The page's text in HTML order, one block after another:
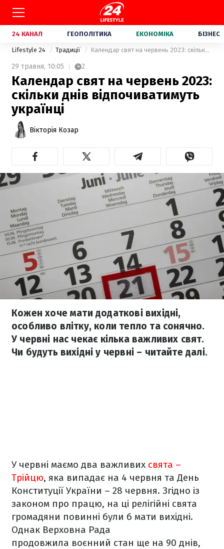
24 КАНАЛ ГЕОПОЛІТИКА ЕКОНОМІКА БІЗНЕС
Lifestyle 24 Традиції Календар свят на червень 2023: скільки днів відпочиватимуть українці
29 травня, 10:05 2
Календар свят на червень 2023:
скільки днів відпочиватимуть
українці
Вікторія Козар
Кожен хоче мати додаткові вихідні,
особливо влітку, коли тепло та сонячно.
У червні нас чекає кілька важливих свят.
Чи будуть вихідні у червні – читайте далі.
У червні маємо два важливих свята –
Трійцю, яка випадає на 4 червня та День
Конституції України – 28 червня. Згідно із
законом про працю, на ці релігійні свята
громадяни повинні були б мати вихідні.
Однак Верховна Рада
продовжила воєнний стан ще на 90 днів,